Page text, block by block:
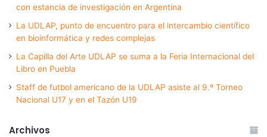
con estancia de investigación en Argentina
La UDLAP, punto de encuentro para el intercambio científico
en bioinformática y redes complejas
La Capilla del Arte UDLAP se suma a la Feria Internacional del
Libro en Puebla
Staff de futbol americano de la UDLAP asiste al 9.º Torneo
Nacional U17 y en el Tazón U19
Archivos